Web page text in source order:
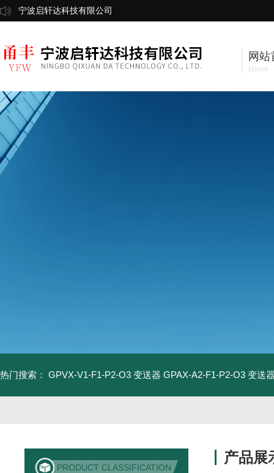
宁波启轩达科技有限公司
网站
Home
热门搜索： GPVX-V1-F1-P2-O3 变送器 GPAX-A2-F1-P2-O3 变送
PRODUCT CLASSIFICATION
产品展